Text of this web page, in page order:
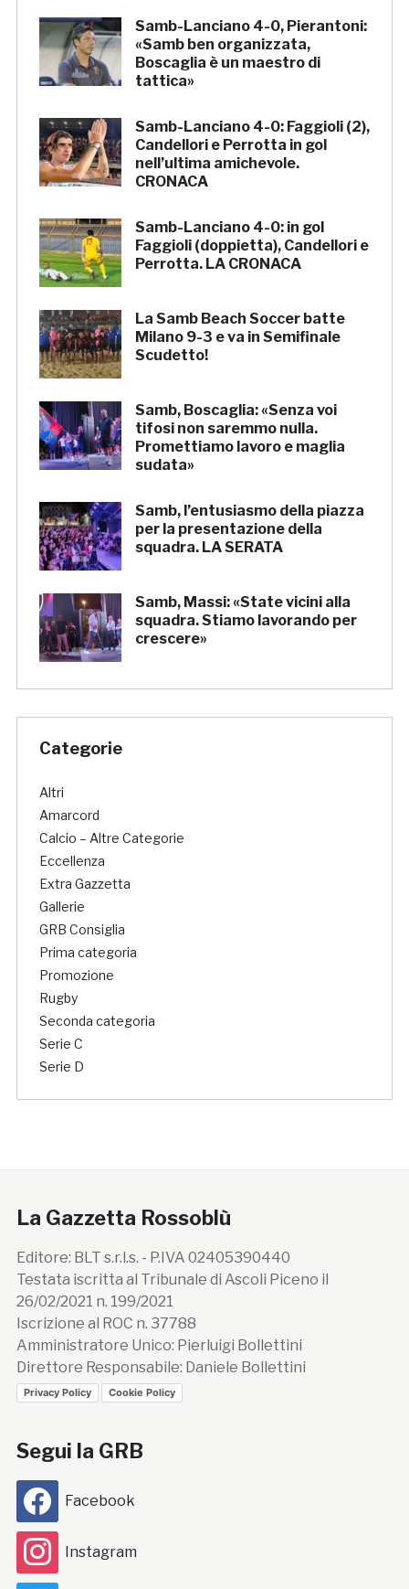
Samb-Lanciano 4-0, Pierantoni:
«Samb ben organizzata,
Boscaglia è un maestro di
tattica»
Samb-Lanciano 4-0: Faggioli (2),
Candellori e Perrotta in gol
nell’ultima amichevole.
CRONACA
Samb-Lanciano 4-0: in gol
Faggioli (doppietta), Candellori e
Perrotta. LA CRONACA
La Samb Beach Soccer batte
Milano 9-3 e va in Semifinale
Scudetto!
Samb, Boscaglia: «Senza voi
tifosi non saremmo nulla.
Promettiamo lavoro e maglia
sudata»
Samb, l’entusiasmo della piazza
per la presentazione della
squadra. LA SERATA
Samb, Massi: «State vicini alla
squadra. Stiamo lavorando per
crescere»
Categorie
Altri
Amarcord
Calcio – Altre Categorie
Eccellenza
Extra Gazzetta
Gallerie
GRB Consiglia
Prima categoria
Promozione
Rugby
Seconda categoria
Serie C
Serie D
La Gazzetta Rossoblù
Editore: BLT s.r.l.s. - P.IVA 02405390440
Testata iscritta al Tribunale di Ascoli Piceno il
26/02/2021 n. 199/2021
Iscrizione al ROC n. 37788
Amministratore Unico: Pierluigi Bollettini
Direttore Responsabile: Daniele Bollettini
Privacy Policy Cookie Policy
Segui la GRB
Facebook
Instagram